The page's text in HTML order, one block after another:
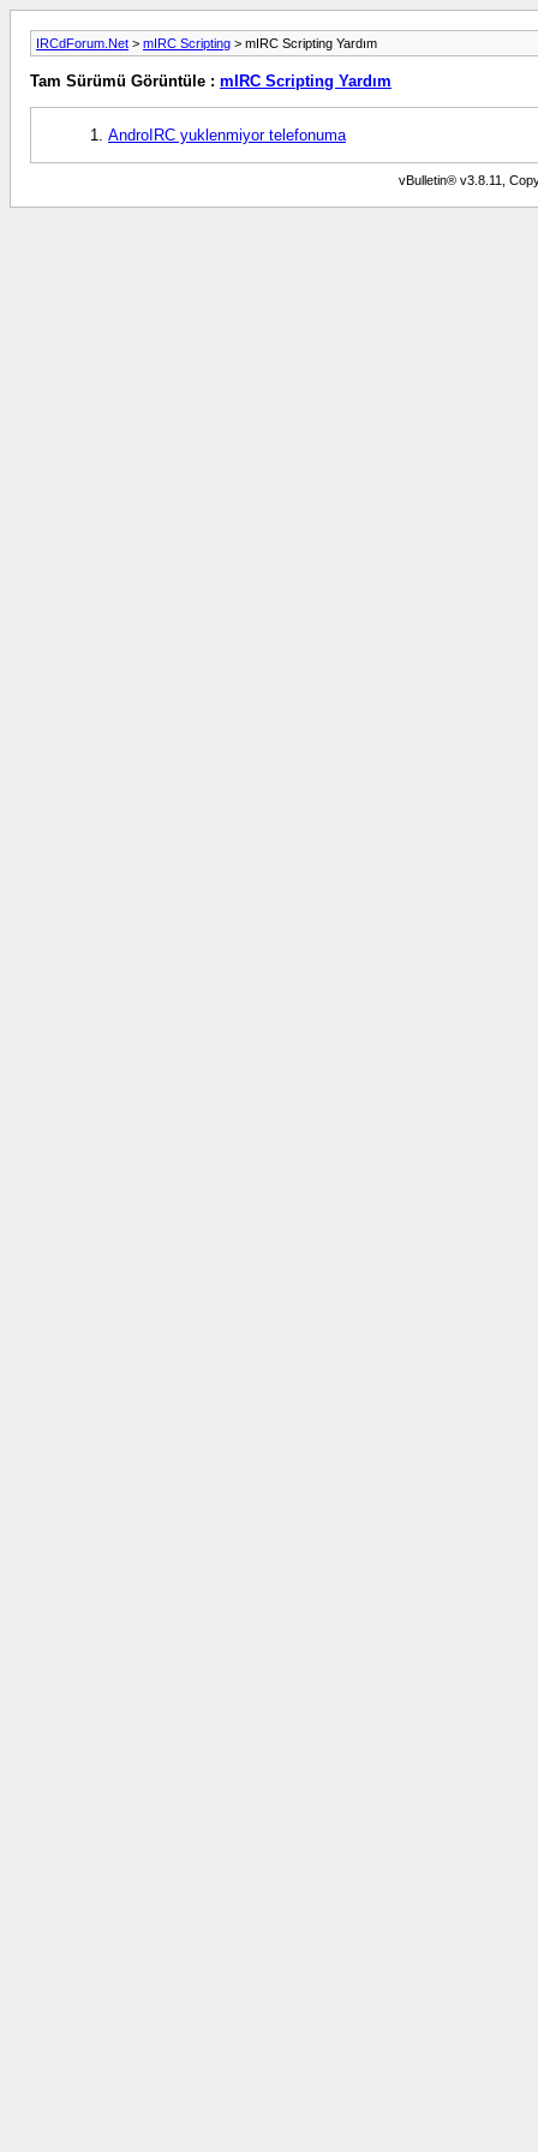
IRCdForum.Net > mIRC Scripting > mIRC Scripting Yardım
Tam Sürümü Görüntüle : mIRC Scripting Yardım
AndroIRC yuklenmiyor telefonuma
vBulletin® v3.8.11,